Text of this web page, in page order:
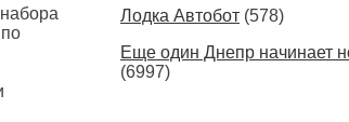
Лодка Автобот (578)
Еще один Днепр начинает
(6997)